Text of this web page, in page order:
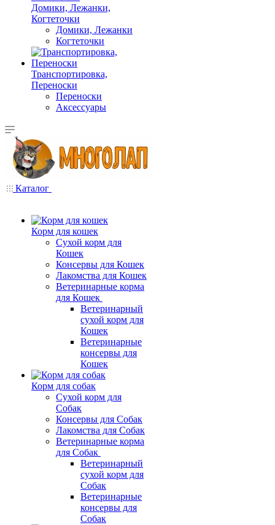
Домики, Лежанки,
Когтеточки
Домики, Лежанки
Когтеточки
Транспортировка,
Переноски
Переноски
Аксессуары
Каталог
Корм для кошек
Сухой корм для
Кошек
Консервы для Кошек
Лакомства для Кошек
Ветеринарные корма
для Кошек
Ветеринарный
сухой корм для
Кошек
Ветеринарные
консервы для
Кошек
Корм для собак
Сухой корм для
Собак
Консервы для Собак
Лакомства для Собак
Ветеринарные корма
для Собак
Ветеринарный
сухой корм для
Собак
Ветеринарные
консервы для
Собак